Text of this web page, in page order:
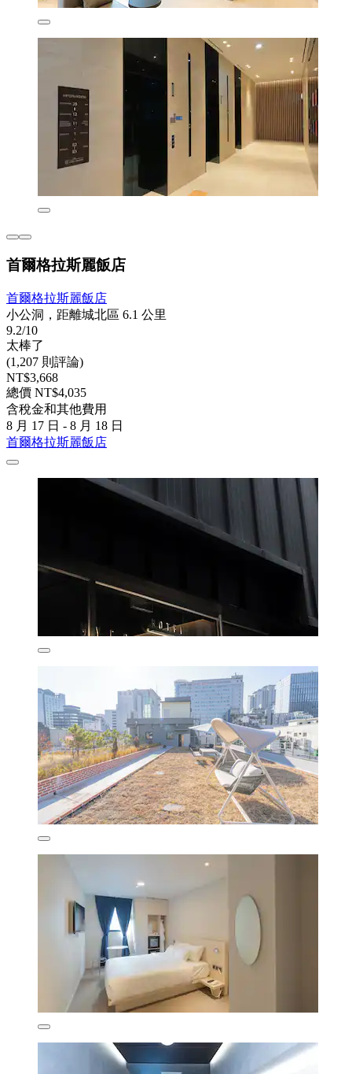
首爾格拉斯麗飯店
首爾格拉斯麗飯店
小公洞，距離城北區 6.1 公里
9.2/10
太棒了
(1,207 則評論)
NT$3,668
總價 NT$4,035
含稅金和其他費用
8 月 17 日 - 8 月 18 日
首爾格拉斯麗飯店